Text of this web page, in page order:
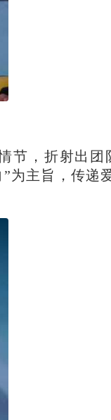
节，折射出团
主旨，传递